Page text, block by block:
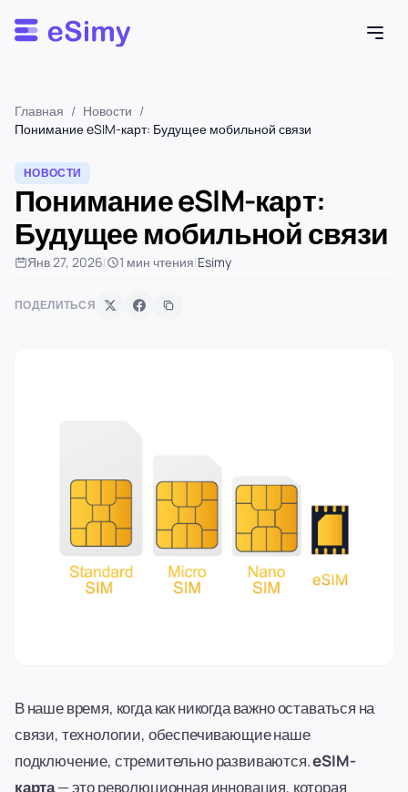
Esimy
Главная / Новости /
Понимание eSIM-карт: Будущее мобильной связи
НОВОСТИ
Понимание eSIM-карт:
Будущее мобильной связи
Янв 27, 2026| 1 мин чтения|Esimy
ПОДЕЛИТЬСЯ
В наше время, когда как никогда важно оставаться на
связи, технологии, обеспечивающие наше
подключение, стремительно развиваются.eSIM-
карта— это революционная инновация, которая